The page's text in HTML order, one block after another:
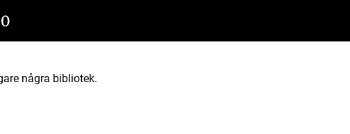
några bibliotek.